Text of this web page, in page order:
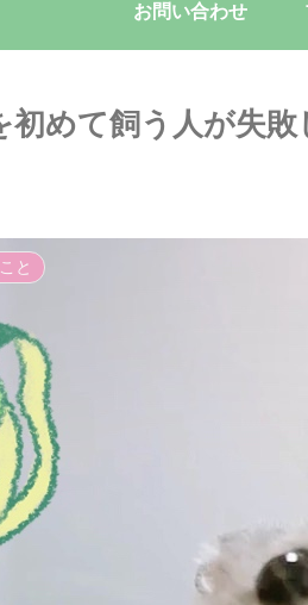
お問い合わせ
初めて飼う人が失
と